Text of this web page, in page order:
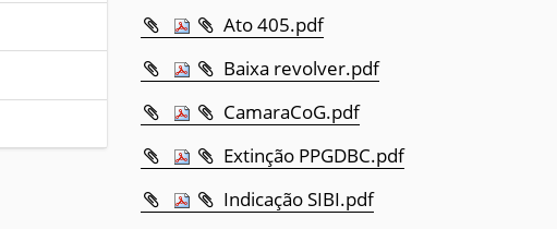
Ato 405.pdf
Baixa revolver.pdf
CamaraCoG.pdf
Extinção PPGDBC.pdf
Indicação SIBI.pdf